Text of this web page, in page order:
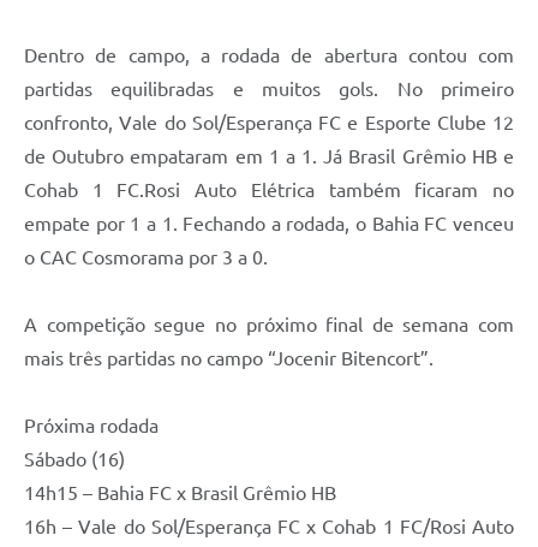
Dentro de campo, a rodada de abertura contou com
partidas equilibradas e muitos gols. No primeiro
confronto, Vale do Sol/Esperança FC e Esporte Clube 12
de Outubro empataram em 1 a 1. Já Brasil Grêmio HB e
Cohab 1 FC.Rosi Auto Elétrica também ficaram no
empate por 1 a 1. Fechando a rodada, o Bahia FC venceu
o CAC Cosmorama por 3 a 0.
A competição segue no próximo final de semana com
mais três partidas no campo “Jocenir Bitencort”.
Próxima rodada
Sábado (16)
14h15 – Bahia FC x Brasil Grêmio HB
16h – Vale do Sol/Esperança FC x Cohab 1 FC/Rosi Auto